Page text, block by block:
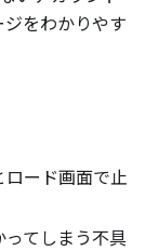
をわかりやす
ード画面で止
てしまう不具